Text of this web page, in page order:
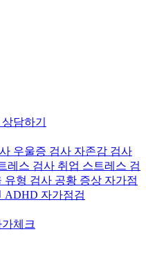
상담하기
우울증 검사 자존감 검사
레스 검사 취업 스트레스 검
유형 검사 공황 증상 자가점
ADHD 자가점검
체크